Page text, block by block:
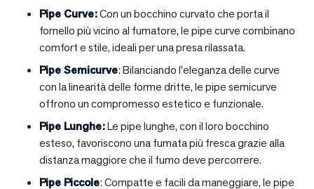
Pipe Curve:Con un bocchino curvato che porta il
fornello più vicino al fumatore, le pipe curve combinano
comfort e stile, ideali per una presa rilassata.
Pipe Semicurve: Bilanciando l’eleganza delle curve
con la linearità delle forme dritte, le pipe semicurve
offrono un compromesso estetico e funzionale.
Pipe Lunghe:Le pipe lunghe, con il loro bocchino
esteso, favoriscono una fumata più fresca grazie alla
distanza maggiore che il fumo deve percorrere.
Pipe Piccole: Compatte e facili da maneggiare, le pipe